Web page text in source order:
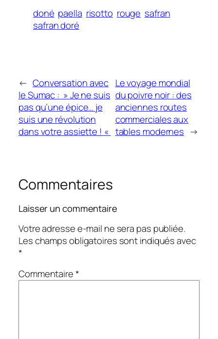
doné paella risotto rouge safran
safran doré
← Conversation avec
le Sumac : » Je ne suis
pas qu’une épice… je
suis une révolution
dans votre assiette ! «
Le voyage mondial
du poivre noir : des
anciennes routes
commerciales aux
tables modernes →
Commentaires
Laisser un commentaire
Votre adresse e-mail ne sera pas publiée.
Les champs obligatoires sont indiqués avec
*
Commentaire*